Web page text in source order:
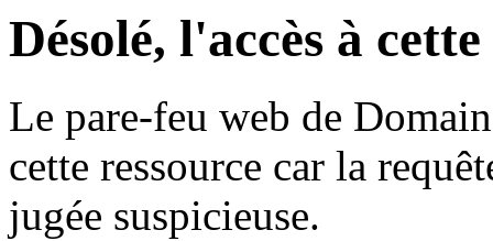
Désolé, l'accès à
Le pare-feu web de
cette ressource car la
jugée suspicieuse.